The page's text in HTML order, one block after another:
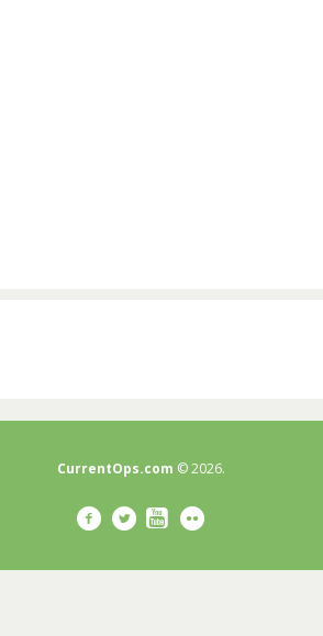
CurrentOps.com © 2026.